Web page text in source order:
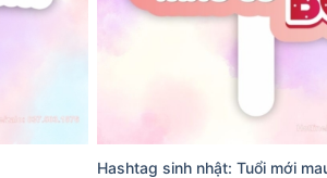
Hashtag sinh nhật: Tuổi mới